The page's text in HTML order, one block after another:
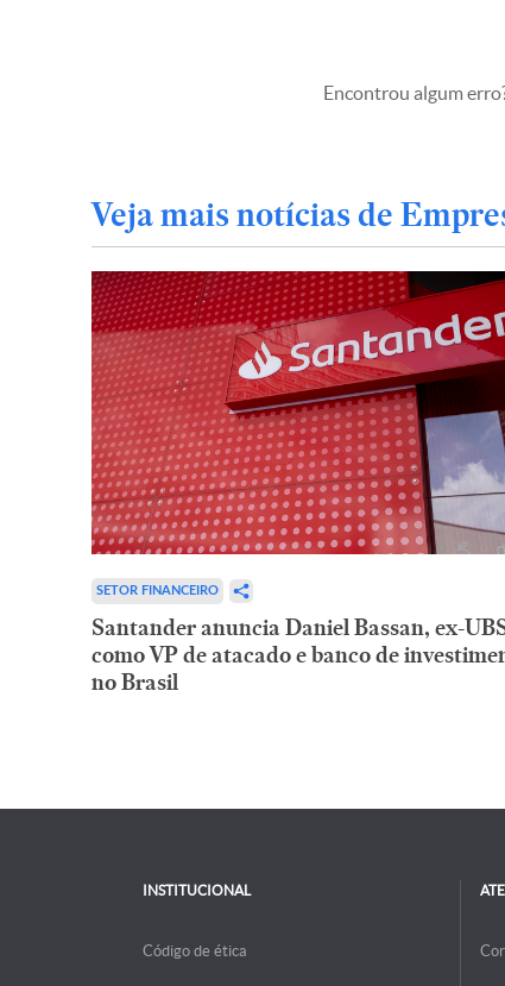
Encontrou algum
Veja mais notícias de
SETOR FINANCEIRO
Santander anuncia Daniel Bassan, ex-
como VP de atacado e banco de
no Brasil
INSTITUCIONAL
Código de ética